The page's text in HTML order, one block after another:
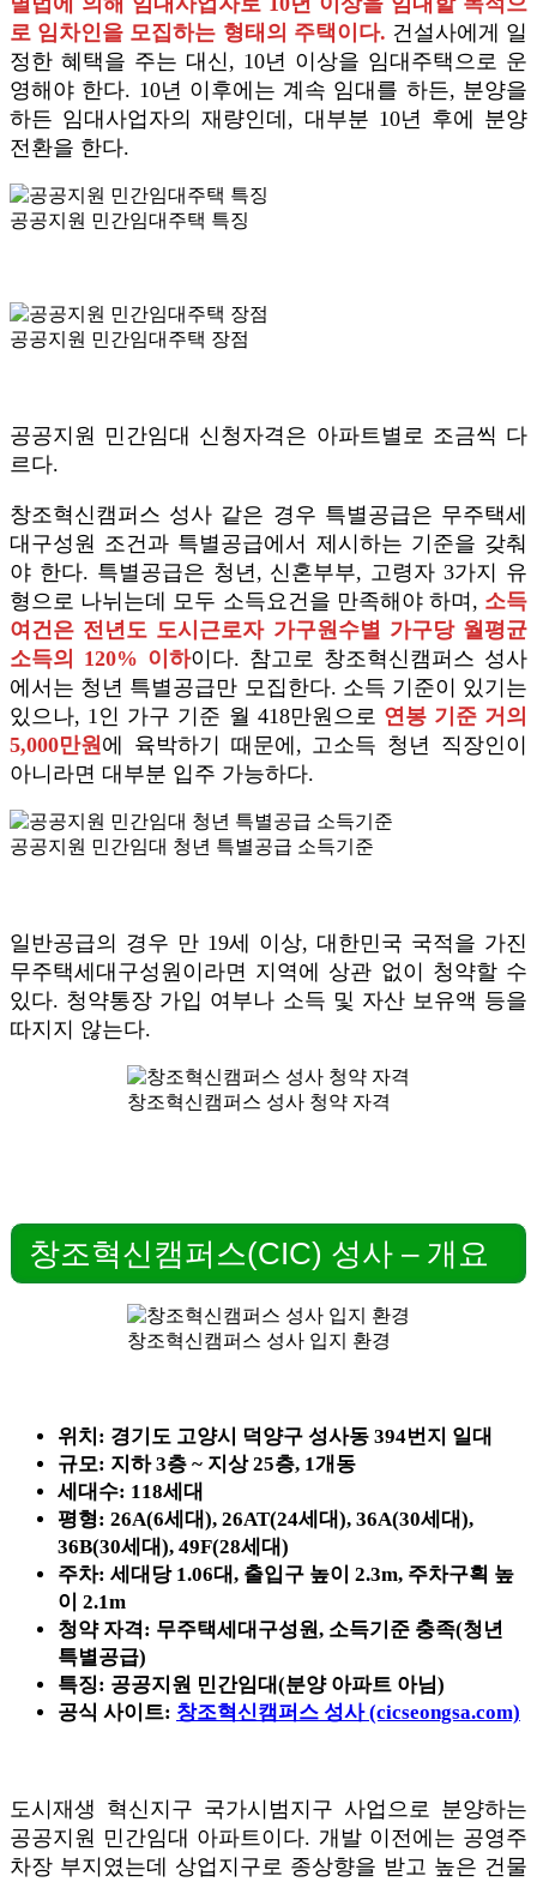
로 임차인을 모집하는 형태의 주택이다. 건설사에게 일
정한 혜택을 주는 대신, 10년 이상을 임대주택으로 운
영해야 한다. 10년 이후에는 계속 임대를 하든, 분양을
하든 임대사업자의 재량인데, 대부분 10년 후에 분양
전환을 한다.
공공지원 민간임대주택 특징
공공지원 민간임대주택 장점
공공지원 민간임대 신청자격은 아파트별로 조금씩 다
르다.
창조혁신캠퍼스 성사 같은 경우 특별공급은 무주택세
대구성원 조건과 특별공급에서 제시하는 기준을 갖춰
야 한다. 특별공급은 청년, 신혼부부, 고령자 3가지 유
형으로 나뉘는데 모두 소득요건을 만족해야 하며, 소득
여건은 전년도 도시근로자 가구원수별 가구당 월평균
소득의 120% 이하이다. 참고로 창조혁신캠퍼스 성사
에서는 청년 특별공급만 모집한다. 소득 기준이 있기는
있으나, 1인 가구 기준 월 418만원으로 연봉 기준 거의
5,000만원 에 육박하기 때문에, 고소득 청년 직장인이
아니라면 대부분 입주 가능하다.
공공지원 민간임대 청년 특별공급 소득기준
일반공급의 경우 만 19세 이상, 대한민국 국적을 가진
무주택세대구성원이라면 지역에 상관 없이 청약할 수
있다. 청약통장 가입 여부나 소득 및 자산 보유액 등을
따지지 않는다.
창조혁신캠퍼스 성사 청약 자격
창조혁신캠퍼스(CIC) 성사 – 개요
창조혁신캠퍼스 성사 입지 환경
위치: 경기도 고양시 덕양구 성사동 394번지 일대
규모: 지하 3층 ~ 지상 25층, 1개동
세대수: 118세대
평형: 26A(6세대), 26AT(24세대), 36A(30세대),
36B(30세대), 49F(28세대)
주차: 세대당 1.06대, 출입구 높이 2.3m, 주차구획 높
이 2.1m
청약 자격: 무주택세대구성원, 소득기준 충족(청년
특별공급)
특징: 공공지원 민간임대(분양 아파트 아님)
공식 사이트: 창조혁신캠퍼스 성사 (cicseongsa.com)
도시재생 혁신지구 국가시범지구 사업으로 분양하는
공공지원 민간임대 아파트이다. 개발 이전에는 공영주
차장 부지였는데 상업지구로 종상향을 받고 높은 건물